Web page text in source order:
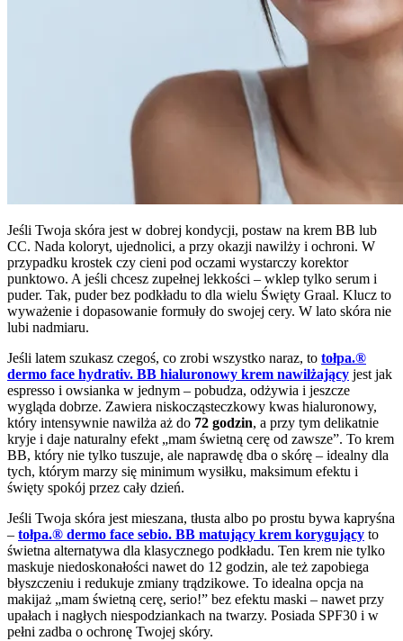
Jeśli Twoja skóra jest w dobrej kondycji, postaw na krem BB lub
CC. Nada koloryt, ujednolici, a przy okazji nawilży i ochroni. W
przypadku krostek czy cieni pod oczami wystarczy korektor
punktowo. A jeśli chcesz zupełnej lekkości – wklep tylko serum i
puder. Tak, puder bez podkładu to dla wielu Święty Graal. Klucz to
wyważenie i dopasowanie formuły do swojej cery. W lato skóra nie
lubi nadmiaru.
Jeśli latem szukasz czegoś, co zrobi wszystko naraz, to tołpa.®
dermo face hydrativ. BB hialuronowy krem nawilżający jest jak
espresso i owsianka w jednym – pobudza, odżywia i jeszcze
wygląda dobrze. Zawiera niskocząsteczkowy kwas hialuronowy,
który intensywnie nawilża aż do 72 godzin, a przy tym delikatnie
kryje i daje naturalny efekt „mam świetną cerę od zawsze”. To krem
BB, który nie tylko tuszuje, ale naprawdę dba o skórę – idealny dla
tych, którym marzy się minimum wysiłku, maksimum efektu i
święty spokój przez cały dzień.
Jeśli Twoja skóra jest mieszana, tłusta albo po prostu bywa kapryśna
– tołpa.® dermo face sebio. BB matujący krem korygujący to
świetna alternatywa dla klasycznego podkładu. Ten krem nie tylko
maskuje niedoskonałości nawet do 12 godzin, ale też zapobiega
błyszczeniu i redukuje zmiany trądzikowe. To idealna opcja na
makijaż „mam świetną cerę, serio!” bez efektu maski – nawet przy
upałach i nagłych niespodziankach na twarzy. Posiada SPF30 i w
pełni zadba o ochronę Twojej skóry.